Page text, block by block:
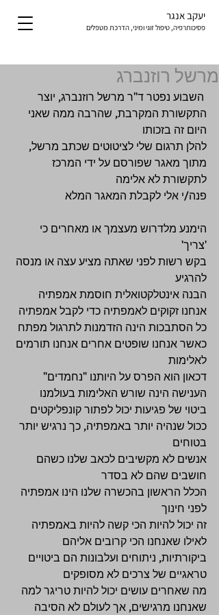
פסיכותרפיה, טיפול זוגי ומיני, הדרכת מטפלים
יעקב אנגר
מרשל רוזנברג
השבוע נפטר ד"ר מרשל רוזנברג, יוצר
התקשורת המקרבת, שהרבה ממה שאני
היום זה בזכותו
להלן תרגום שלי לציטוטים שכתב מרשל,
מתוך מאגר שפורסם על ידי המרכז
לתקשורת לא אלימה
פנה/י אלי לקבלת המאגר המלא
הימנע מלדרוש מעצמך או מאחרים כי
'צריך'
בקש רשות לפני שאתה מציע עצה או מנסה
להרגיע
הבנה אינטלקטואלית חוסמת אמפתיה
אנחנו זקוקים לאמפתיה כדי לקבל אמפתיה
כל הסתבכות הינה הזדמנות לתרגול מפתח
כאשר אנחנו שופטים אחרים אנחנו תורמים
לאלימות
דכאון הוא הפרס על היותנו "נחמדים"
הענישה הינה שורש האלימות בעולמנו
ביטוי של פגיעות יכול לפתור קונפליקטים
ככול שנהיה יותר באמפתיה, כך נרגיש יותר
בטוחים
אנשים לא מקשיבים לכאב שלנו כשהם
חושבים שהם לא בסדר
הכלל הראשון בהכשרה שלנו הינו אמפתיה
לפני חינוך
זה יכול להיות הכי קשה להיות באמפתיה
לאילו שאנחנו הכי קרובים אליהם
ביקורתיות, ניתוחים ועלבונות הם ביטויים
טראגיים של צרכים לא מסופקים
מה שאחרים עושים יכול להיות טריגר למה
שאנחנו מרגישים, אך לעולם לא הסיבה